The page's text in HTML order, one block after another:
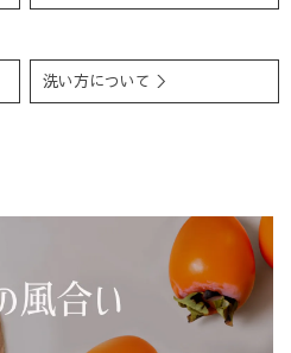
洗い方について ＞